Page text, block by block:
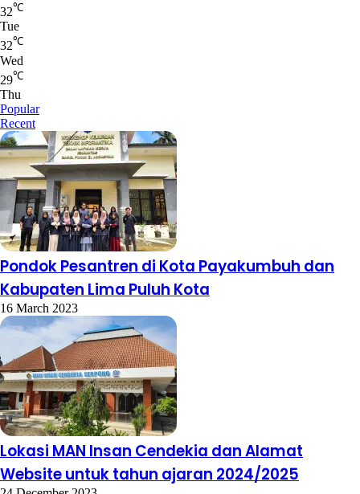
32℃
Tue
32℃
Wed
29℃
Thu
Popular
Recent
Pondok Pesantren di Kota Payakumbuh dan
Kabupaten Lima Puluh Kota
16 March 2023
Lokasi MAN Insan Cendekia dan Alamat
Website untuk tahun ajaran 2024/2025